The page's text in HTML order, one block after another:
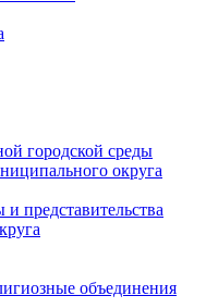
городской среды
округа
представительства
объединения